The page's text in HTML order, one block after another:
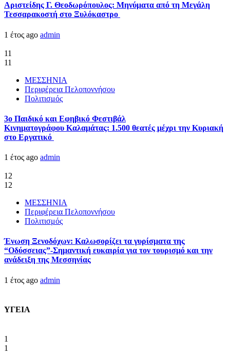
Αριστείδης Γ. Θεοδωρόπουλος: Μηνύματα από τη Μεγάλη
Τεσσαρακοστή στο Ξυλόκαστρο
1 έτος ago admin
11
11
ΜΕΣΣΗΝΙΑ
Περιφέρεια Πελοποννήσου
Πολιτισμός
3ο Παιδικό και Εφηβικό Φεστιβάλ
Κινηματογράφου Καλαμάτας: 1.500 θεατές μέχρι την Κυριακή
στο Εργατικό
1 έτος ago admin
12
12
ΜΕΣΣΗΝΙΑ
Περιφέρεια Πελοποννήσου
Πολιτισμός
Ένωση Ξενοδόχων: Καλωσορίζει τα γυρίσματα της
“Οδύσσειας”-Σημαντική ευκαιρία για τον τουρισμό και την
ανάδειξη της Μεσσηνίας
1 έτος ago admin
ΥΓΕΙΑ
1
1